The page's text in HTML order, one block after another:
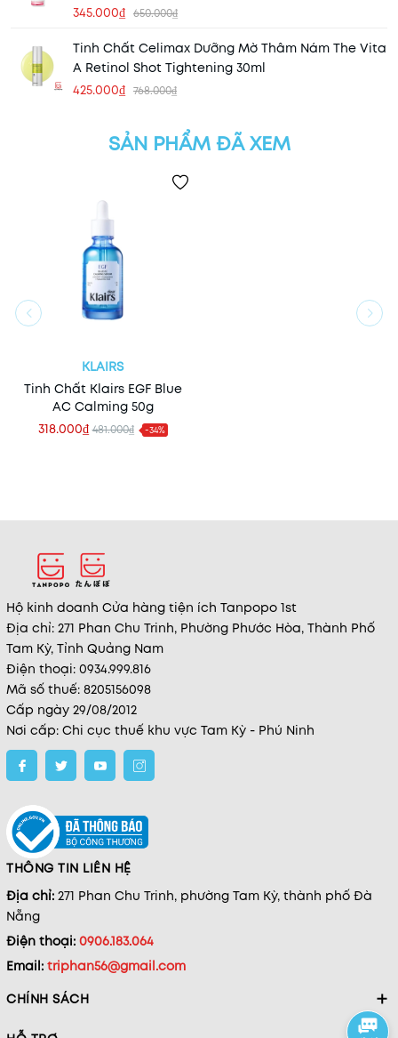
345.000₫ 650.000₫
Tinh Chất Celimax Dưỡng Mờ Thâm Nám The Vita
A Retinol Shot Tightening 30ml
425.000₫ 768.000₫
SẢN PHẨM ĐÃ XEM
KLAIRS
Tinh Chất Klairs EGF Blue
AC Calming 50g
318.000₫ 481.000₫ -34%
Hộ kinh doanh Cửa hàng tiện ích Tanpopo 1st
Địa chỉ: 271 Phan Chu Trinh, Phường Phước Hòa, Thành Phố
Tam Kỳ, Tỉnh Quảng Nam
Điện thoại: 0934.999.816
Mã số thuế: 8205156098
Cấp ngày 29/08/2012
Nơi cấp: Chi cục thuế khu vực Tam Kỳ - Phú Ninh
THÔNG TIN LIÊN HỆ
Địa chỉ: 271 Phan Chu Trinh, phường Tam Kỳ, thành phố Đà
Nẵng
Điện thoại: 0906.183.064
Email: triphan56@gmail.com
CHÍNH SÁCH